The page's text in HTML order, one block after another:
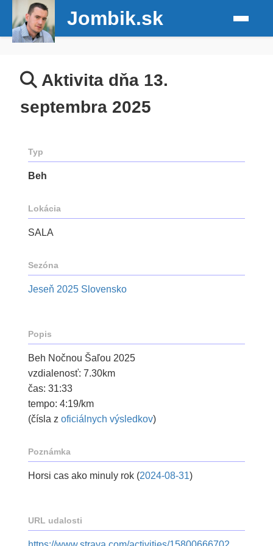
Jombik.sk
Aktivita dňa 13.
septembra 2025
Typ
Beh
Lokácia
SALA
Sezóna
Jeseň 2025 Slovensko
Popis
Beh Nočnou Šaľou 2025
vzdialenosť: 7.30km
čas: 31:33
tempo: 4:19/km
(čísla z oficiálnych výsledkov)
Poznámka
Horsi cas ako minuly rok (2024-08-31)
URL udalosti